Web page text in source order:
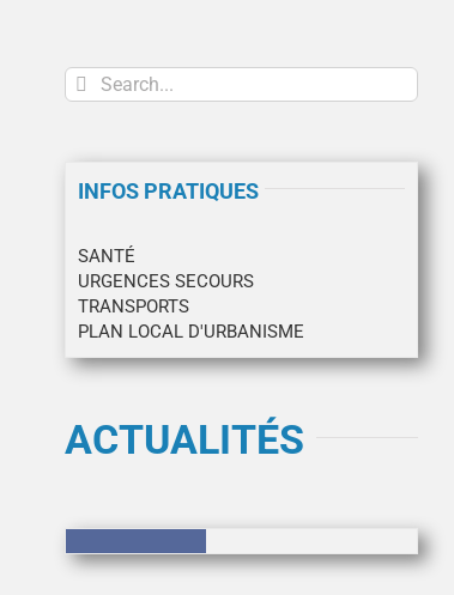
Search
for:
INFOS PRATIQUES
SANTÉ
URGENCES SECOURS
TRANSPORTS
PLAN LOCAL D'URBANISME
ACTUALITÉS
Résultats